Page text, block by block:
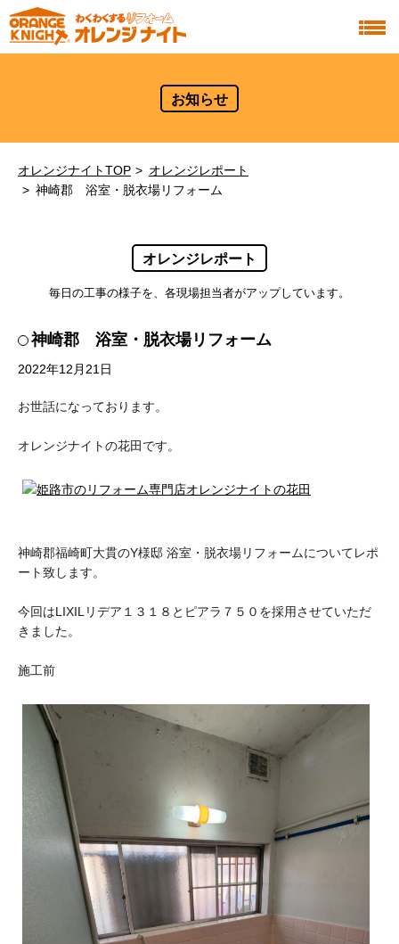
お知らせ
オレンジナイトTOP
オレンジレポート
神崎郡 浴室・脱衣場リフォーム
オレンジレポート
毎日の工事の様子を、各現場担当者がアップしています。
神崎郡 浴室・脱衣場リフォーム
2022年12月21日
お世話になっております。
オレンジナイトの花田です。
神崎郡福崎町大貫のY様邸 浴室・脱衣場リフォームについてレポ
ート致します。
今回はLIXILリデア１３１８とピアラ７５０を採用させていただ
きました。
施工前